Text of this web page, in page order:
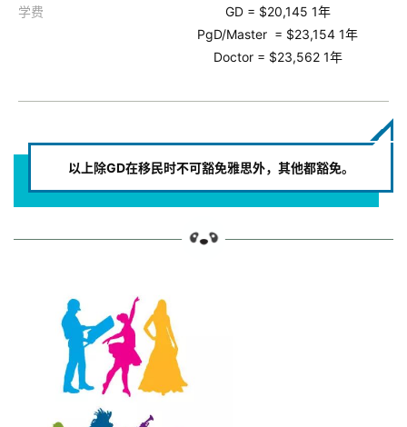
学费
GD = $20,145 1年
PgD/Master = $23,154 1年
Doctor = $23,562 1年
以上除GD在移民时不可豁免雅思外，其他都豁免。